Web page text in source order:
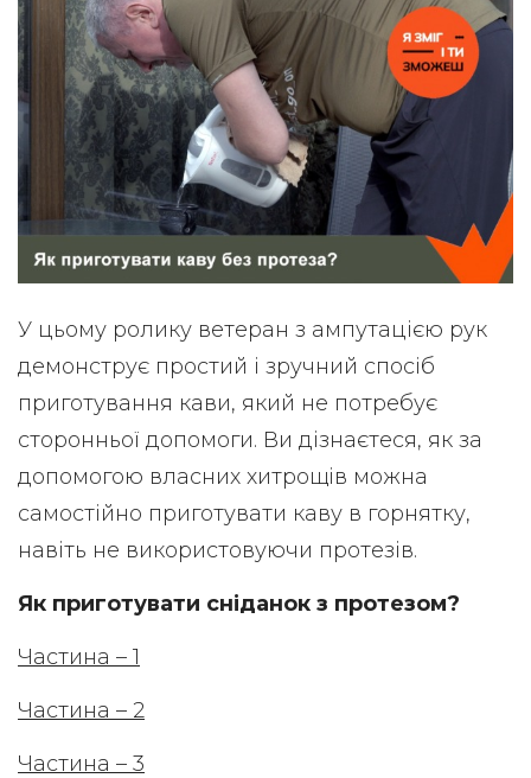
У цьому ролику ветеран з ампутацією рук
демонструє простий і зручний спосіб
приготування кави, який не потребує
сторонньої допомоги. Ви дізнаєтеся, як за
допомогою власних хитрощів можна
самостійно приготувати каву в горнятку,
навіть не використовуючи протезів.
Як приготувати сніданок з протезом?
Частина – 1
Частина – 2
Частина – 3